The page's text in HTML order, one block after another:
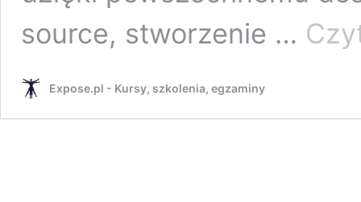
source, stworzenie …
Expose.pl - Kursy, szkolenia, egzaminy